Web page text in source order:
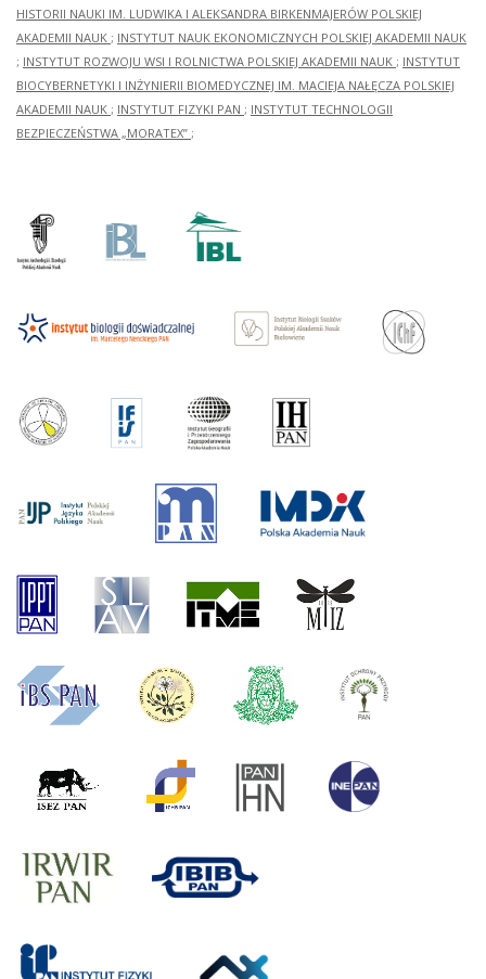
HISTORII NAUKI IM. LUDWIKA I ALEKSANDRA BIRKENMAJERÓW POLSKIEJ
AKADEMII NAUK ; INSTYTUT NAUK EKONOMICZNYCH POLSKIEJ AKADEMII NAUK
; INSTYTUT ROZWOJU WSI I ROLNICTWA POLSKIEJ AKADEMII NAUK ; INSTYTUT
BIOCYBERNETYKI I INŻYNIERII BIOMEDYCZNEJ IM. MACIEJA NAŁĘCZA POLSKIEJ
AKADEMII NAUK ; INSTYTUT FIZYKI PAN ; INSTYTUT TECHNOLOGII
BEZPIECZEŃSTWA „MORATEX” ;